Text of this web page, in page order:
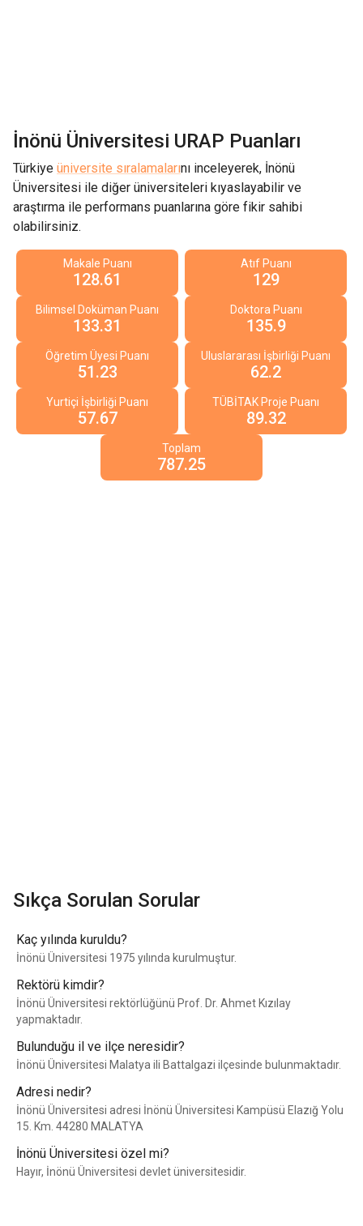
İnönü Üniversitesi URAP Puanları
Türkiye üniversite sıralamalarını inceleyerek, İnönü
Üniversitesi ile diğer üniversiteleri kıyaslayabilir ve
araştırma ile performans puanlarına göre fikir sahibi
olabilirsiniz.
Makale Puanı
128.61
Atıf Puanı
129
Bilimsel Doküman Puanı
133.31
Doktora Puanı
135.9
Öğretim Üyesi Puanı
51.23
Uluslararası İşbirliği Puanı
62.2
Yurtiçi İşbirliği Puanı
57.67
TÜBİTAK Proje Puanı
89.32
Toplam
787.25
Sıkça Sorulan Sorular
Kaç yılında kuruldu?
İnönü Üniversitesi 1975 yılında kurulmuştur.
Rektörü kimdir?
İnönü Üniversitesi rektörlüğünü Prof. Dr. Ahmet Kızılay
yapmaktadır.
Bulunduğu il ve ilçe neresidir?
İnönü Üniversitesi Malatya ili Battalgazi ilçesinde bulunmaktadır.
Adresi nedir?
İnönü Üniversitesi adresi İnönü Üniversitesi Kampüsü Elazığ Yolu
15. Km. 44280 MALATYA
İnönü Üniversitesi özel mi?
Hayır, İnönü Üniversitesi devlet üniversitesidir.